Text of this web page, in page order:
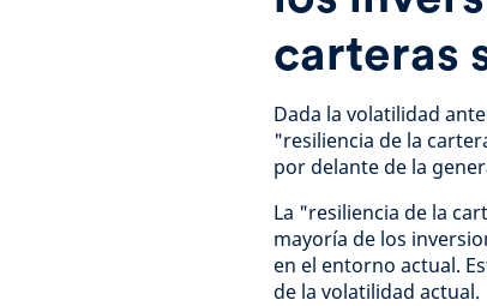
carteras
Dada la volatilidad
"resiliencia de la
por delante de la
La "resiliencia de la
mayoría de los
en el entorno actual.
de la volatilidad actual.